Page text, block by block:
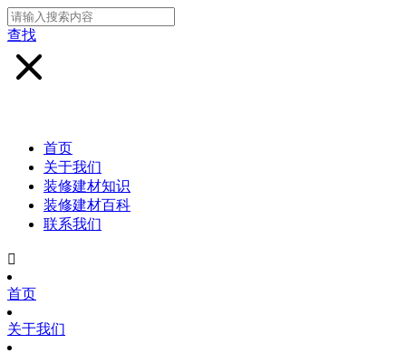
查找
首页
关于我们
装修建材知识
装修建材百科
联系我们

首页
关于我们